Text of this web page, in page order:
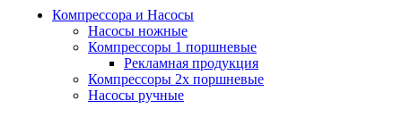
Компрессора и Насосы
Насосы ножные
Компрессоры 1 поршневые
Рекламная продукция
Компрессоры 2х поршневые
Насосы ручные